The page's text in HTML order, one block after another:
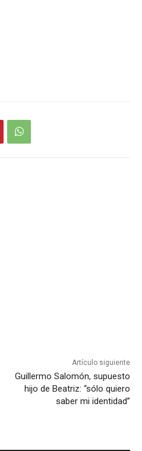
Artículo siguiente
Guillermo Salomón, supuesto
hijo de Beatriz: “sólo quiero
saber mi identidad”